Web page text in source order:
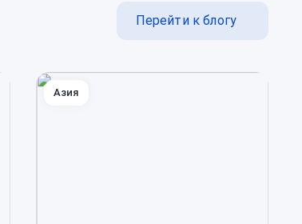
Перейти к блогу
Азия